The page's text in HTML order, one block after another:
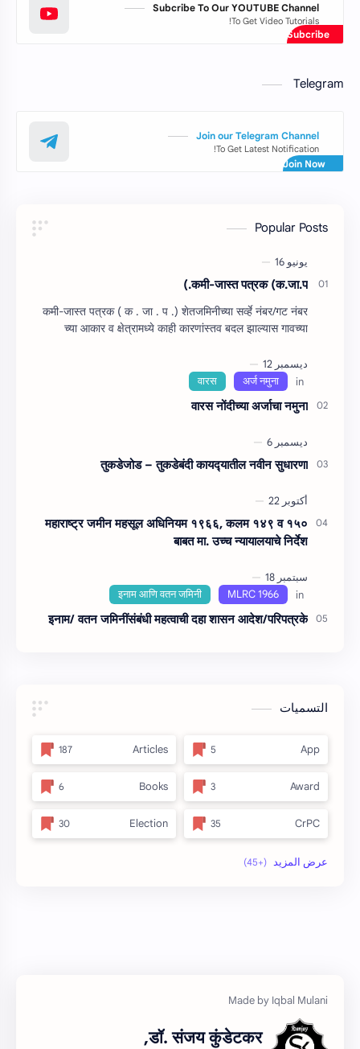
Subcribe To Our YOUTUBE Channel
To Get Video Tutorials!
Telegram
Join our Telegram Channel
To Get Latest Notification!
Popular Posts
कमी-जास्त पत्रक (क.जा.प.)
कमी-जास्त पत्रक ( क . जा . प .) शेतजमिनीच्‍या सर्व्हे नंबर/गट नंबर
च्‍या आकार व क्षेत्रामध्ये काही कारणांस्तव बदल झाल्यास गावच्या
वारस नोंदीच्‍या अर्जाचा नमुना
तुकडेजोड – तुकडेबंदी कायद्‍यातील नवीन सुधारणा
महाराष्‍ट्र जमीन महसूल अधिनियम १९६६, कलम १४९ व १५०
बाबत मा. उच्‍च न्‍यायालयाचे निर्देश
इनाम/ वतन जमिनींसंबंधी महत्‍वाची दहा शासन आदेश/परिपत्रके
التسميات
App
Articles
Award
Books
CrPC
Election
Forest
ईतर
क.जा.प
कायदा
डॉ. संजय कुंडेटकर,